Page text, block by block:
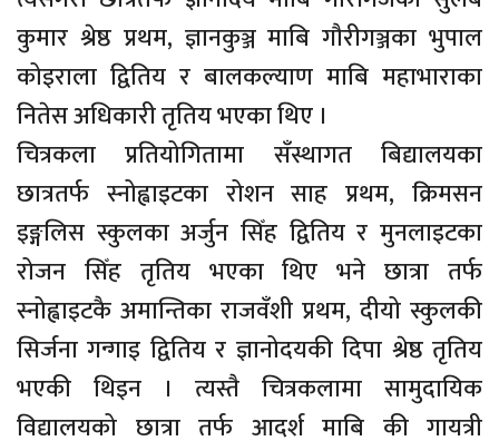
कुमार श्रेष्ठ प्रथम, ज्ञानकुञ्ज माबि गौरीगञ्जका भुपाल
कोइराला द्वितिय र बालकल्याण माबि महाभाराका
नितेस अधिकारी तृतिय भएका थिए ।
चित्रकला प्रतियोगितामा सँस्थागत बिद्यालयका
छात्रतर्फ स्नोह्वाइटका रोशन साह प्रथम, क्रिमसन
इङ्गलिस स्कुलका अर्जुन सिँह द्वितिय र मुनलाइटका
रोजन सिँह तृतिय भएका थिए भने छात्रा तर्फ
स्नोह्वाइटकै अमान्तिका राजवँशी प्रथम, दीयो स्कुलकी
सिर्जना गन्गाइ द्वितिय र ज्ञानोदयकी दिपा श्रेष्ठ तृतिय
भएकी थिइन । त्यस्तै चित्रकलामा सामुदायिक
विद्यालयको छात्रा तर्फ आदर्श माबि की गायत्री